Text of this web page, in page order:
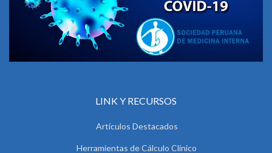
LINK Y RECURSOS
Artículos Destacados
Herramientas de Cálculo Clínico